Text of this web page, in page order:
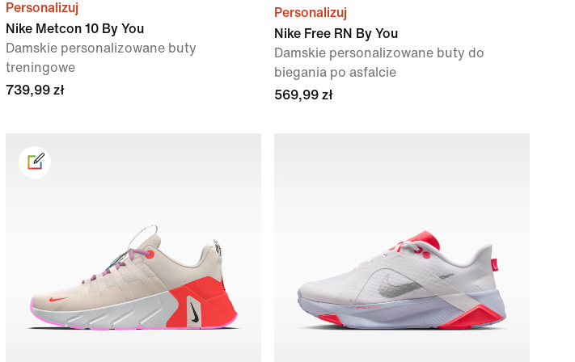
Personalizuj
Nike Metcon 10 By You
Damskie personalizowane buty
treningowe
739,99 zł
Personalizuj
Nike Free RN By You
Damskie personalizowane buty do
biegania po asfalcie
569,99 zł